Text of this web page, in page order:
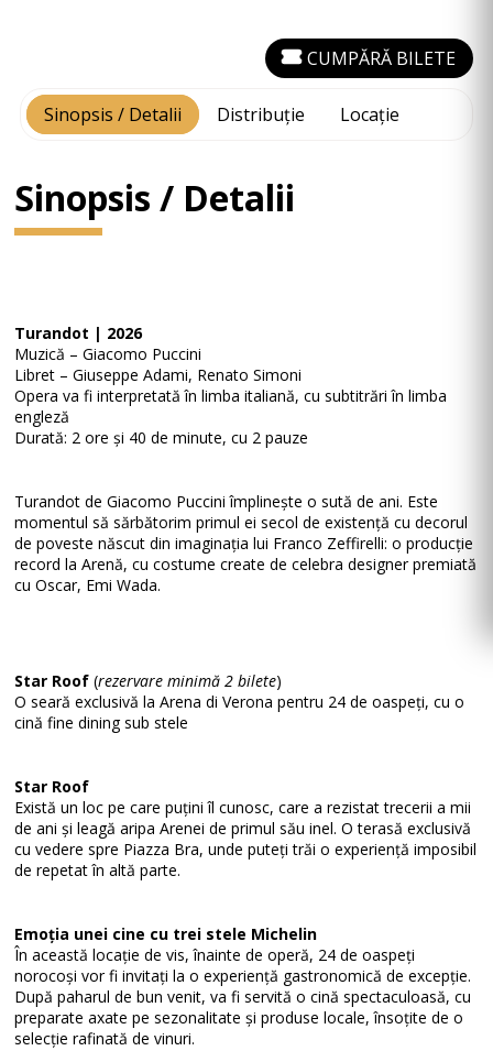
Sinopsis / Detalii Distribuție Locație
CUMPĂRĂ BILETE
Sinopsis / Detalii
Turandot | 2026
Muzică – Giacomo Puccini
Libret – Giuseppe Adami, Renato Simoni
Opera va fi interpretată în limba italiană, cu subtitrări în limba
engleză
Durată: 2 ore și 40 de minute, cu 2 pauze
Turandot de Giacomo Puccini împlinește o sută de ani. Este
momentul să sărbătorim primul ei secol de existență cu decorul
de poveste născut din imaginația lui Franco Zeffirelli: o producție
record la Arenă, cu costume create de celebra designer premiată
cu Oscar, Emi Wada.
Star Roof (rezervare minimă 2 bilete)
O seară exclusivă la Arena di Verona pentru 24 de oaspeți, cu o
cină fine dining sub stele
Star Roof
Există un loc pe care puțini îl cunosc, care a rezistat trecerii a mii
de ani și leagă aripa Arenei de primul său inel. O terasă exclusivă
cu vedere spre Piazza Bra, unde puteți trăi o experiență imposibil
de repetat în altă parte.
Emoția unei cine cu trei stele Michelin
În această locație de vis, înainte de operă, 24 de oaspeți
norocoși vor fi invitați la o experiență gastronomică de excepție.
După paharul de bun venit, va fi servită o cină spectaculoasă, cu
preparate axate pe sezonalitate și produse locale, însoțite de o
selecție rafinată de vinuri.